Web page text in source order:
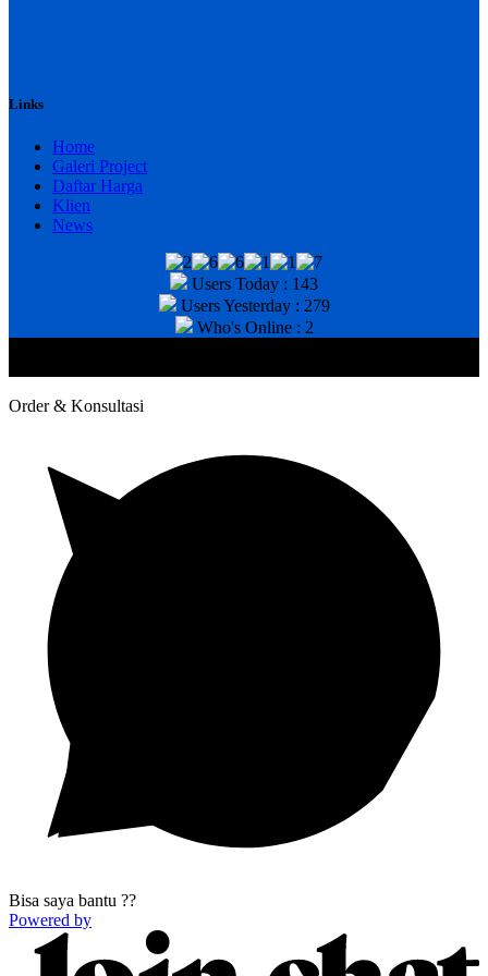
Links
Home
Galeri Project
Daftar Harga
Klien
News
Users Today : 143
Users Yesterday : 279
Who's Online : 2
Order & Konsultasi
Bisa saya bantu ??
Powered by